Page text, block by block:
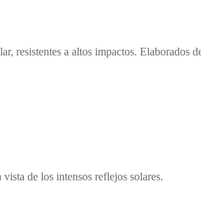
resistentes a altos impactos. Elaborados
de los intensos reflejos solares.